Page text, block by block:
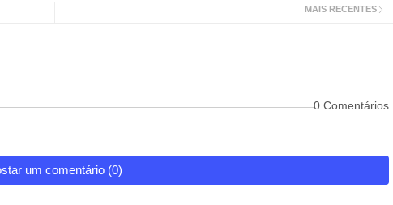
MAIS RECENTES
0 Comentários
um comentário (0)